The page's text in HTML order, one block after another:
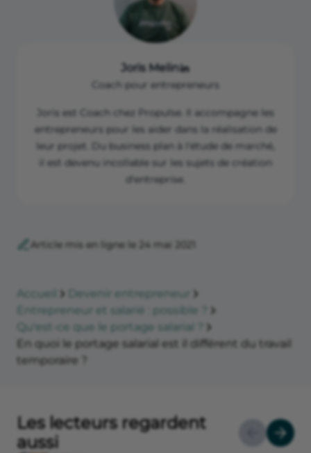
Joris Melin
Coach pour entrepreneurs
Joris est Coach chez Propulse. Il accompagne les
entrepreneurs pour les aider dans la réalisation de
leur projet. Du business plan à l'étude de marché,
il est devenu incollable sur les sujets de création
d'entreprise.
Article mis en ligne le 24 mai 2021
Accueil
Devenir entrepreneur
Entrepreneur et salarié : possible ?
Qu'est-ce que le portage salarial ?
En quoi le portage salarial est il différent du travail
temporaire ?
Les lecteurs regardent
aussi